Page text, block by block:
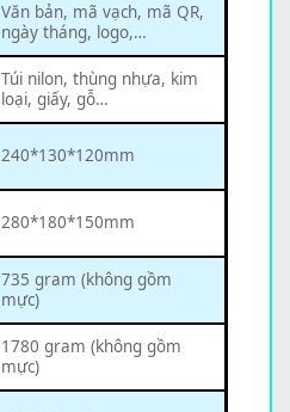
Văn bản, mã vạch, mã QR,
ngày tháng, logo,…
Túi nilon, thùng nhựa, kim
loại, giấy, gỗ…
240*130*120mm
280*180*150mm
735 gram (không gồm
mực)
1780 gram (không gồm
mực)